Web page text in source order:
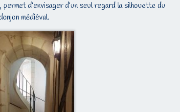
d’envisager d’un seul regard la silhouette du
médiéval.